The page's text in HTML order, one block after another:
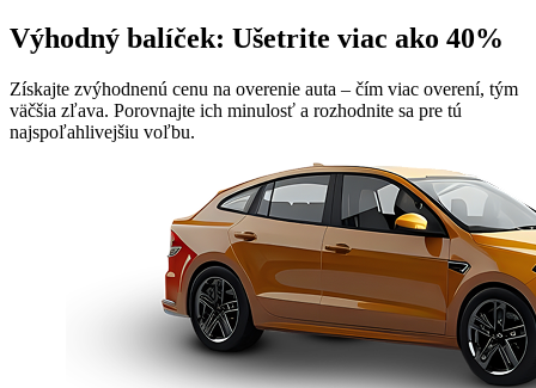
Výhodný balíček: Ušetrite viac ako 40%
Získajte zvýhodnenú cenu na overenie auta – čím viac overení, tým
väčšia zľava. Porovnajte ich minulosť a rozhodnite sa pre tú
najspoľahlivejšiu voľbu.